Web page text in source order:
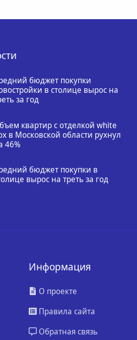
бюджет покупки
в столице вырос на
за год
квартир с отделкой white
в Московской области рухнул
46%
бюджет покупки в
вырос на треть за год
Информация
О проекте
Правила сайта
Обратная связь